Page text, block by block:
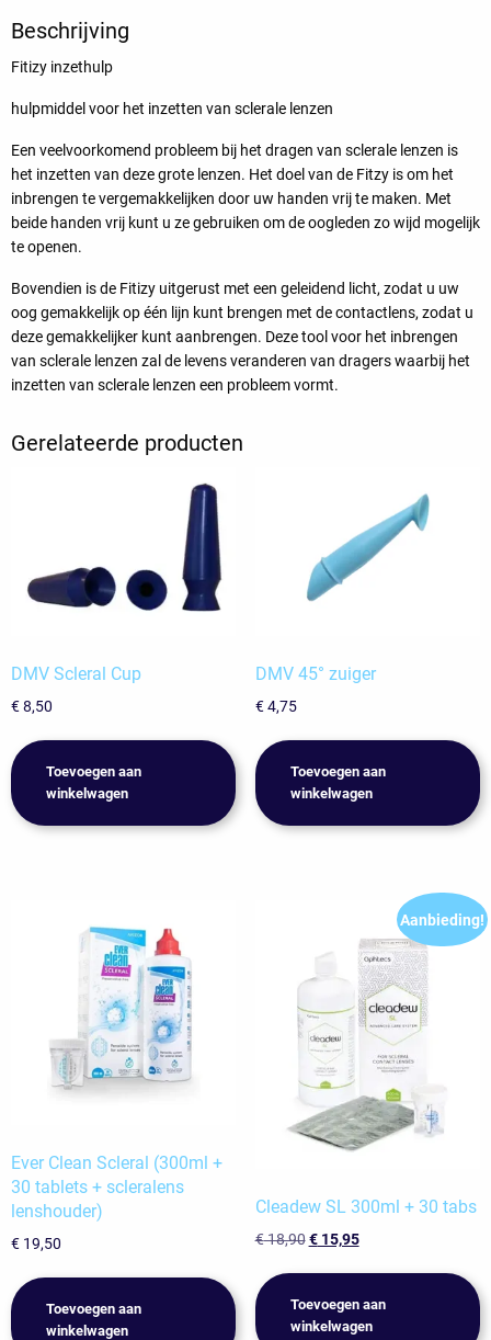
Beschrijving
Fitizy inzethulp
hulpmiddel voor het inzetten van sclerale lenzen
Een veelvoorkomend probleem bij het dragen van sclerale lenzen is
het inzetten van deze grote lenzen. Het doel van de Fitzy is om het
inbrengen te vergemakkelijken door uw handen vrij te maken. Met
beide handen vrij kunt u ze gebruiken om de oogleden zo wijd mogelijk
te openen.
Bovendien is de Fitizy uitgerust met een geleidend licht, zodat u uw
oog gemakkelijk op één lijn kunt brengen met de contactlens, zodat u
deze gemakkelijker kunt aanbrengen. Deze tool voor het inbrengen
van sclerale lenzen zal de levens veranderen van dragers waarbij het
inzetten van sclerale lenzen een probleem vormt.
Gerelateerde producten
DMV Scleral Cup
€8,50
Toevoegen aan
winkelwagen
DMV 45° zuiger
€4,75
Toevoegen aan
winkelwagen
Ever Clean Scleral (300ml +
30 tablets + scleralens
lenshouder)
€ 19,50
Toevoegen aan
winkelwagen
Aanbieding!
Cleadew SL 300ml + 30 tabs
€18,90 Oorspronkelijke
€ 18,90.
€15,95Huidige
€ 15,95.
Toevoegen aan
winkelwagen